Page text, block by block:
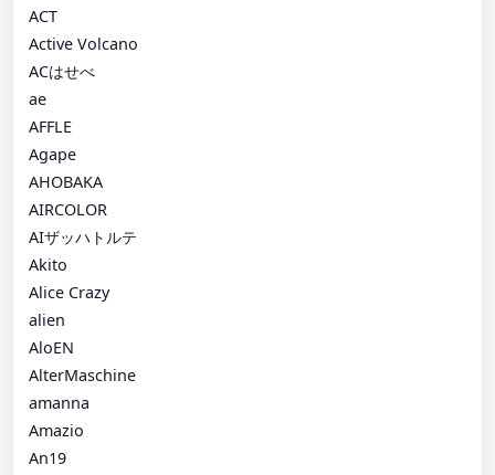
ACT
Active Volcano
ACはせべ
ae
AFFLE
Agape
AHOBAKA
AIRCOLOR
AIザッハトルテ
Akito
Alice Crazy
alien
AloEN
AlterMaschine
amanna
Amazio
An19